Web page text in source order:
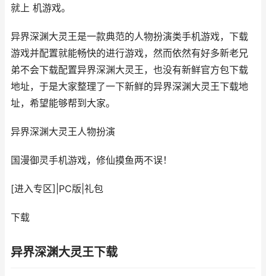
就上 机游戏。
异界深渊大灵王是一款典范的人物扮演类手机游戏，下载
游戏并配置就能畅快的进行游戏，然而依然有好多新老兄
弟不会下载配置异界深渊大灵王，也没有新鲜官方包下载
地址，于是大家整理了一下新鲜的异界深渊大灵王下载地
址，希望能够帮到大家。
异界深渊大灵王人物扮演
国漫御灵手机游戏，修仙摸鱼两不误！
[进入专区] PC版 礼包
下载
异界深渊大灵王下载